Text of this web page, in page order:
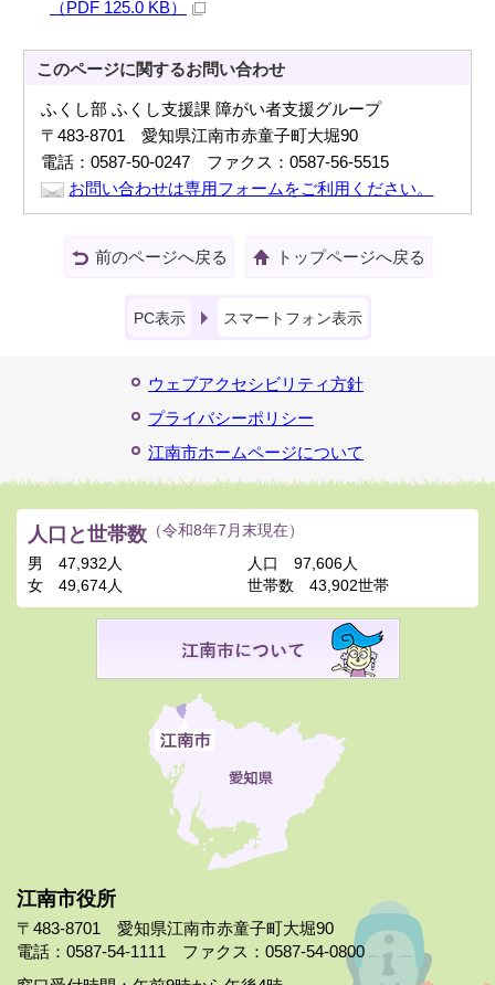
（PDF 125.0 KB）
このページに関するお問い合わせ
ふくし部 ふくし支援課 障がい者支援グループ
〒483-8701 愛知県江南市赤童子町大堀90
電話：0587-50-0247 ファクス：0587-56-5515
お問い合わせは専用フォームをご利用ください。
前のページへ戻る トップページへ戻る
PC表示 スマートフォン表示
ウェブアクセシビリティ方針
プライバシーポリシー
江南市ホームページについて
江南市役所
〒483-8701 愛知県江南市赤童子町大堀90
電話：0587-54-1111 ファクス：0587-54-0800
人口と世帯数 （令和8年7月末現在）
男
47,932人
女
49,674人
人口
97,606人
世帯数
43,902世帯